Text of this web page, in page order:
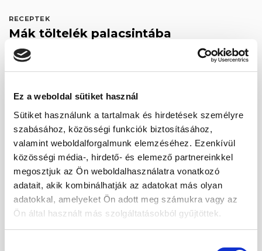
Ez a weboldal sütiket használ
Sütiket használunk a tartalmak és hirdetések személyre
szabásához, közösségi funkciók biztosításához,
valamint weboldalforgalmunk elemzéséhez. Ezenkívül
közösségi média-, hirdető- és elemező partnereinkkel
megosztjuk az Ön weboldalhasználatra vonatkozó
adatait, akik kombinálhatják az adatokat más olyan
adatokkal, amelyeket Ön adott meg számukra vagy az
Ön által használt más szolgáltatásokból gyűjtöttek.
RECEPTEK
Mák töltelék palacsintába
POSTED ON
márc